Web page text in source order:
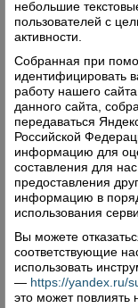
Мария —
сыновья Юрий
спорту.
сколько
Николаевич
хозяйство, где
«Для спорта
сказал под
ветеран так
Наталья
Поделиться
небольшие
пользователей с
активности.
Собранная при
идентифицировать
работу нашего
данного сайта,
передаваться
Российской
информацию для
составления для
предоставления
информацию в
использования
Вы можете
соответствующие
использовать
— https://yandex.ru/
это может повлиять